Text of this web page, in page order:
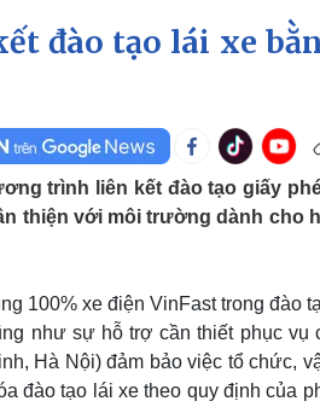
Ảnh
E-Magazine
Ô tô - Xe máy
Ô tô
Giải trí
Nghệ sĩ
đào tạo lái xe
trình liên kết đào tạo giấy
thiện với môi trường dành cho
100% xe điện VinFast trong đào
như sự hỗ trợ cần thiết phục vụ
Hà Nội) đảm bảo việc tổ chức,
đào tạo lái xe theo quy định của